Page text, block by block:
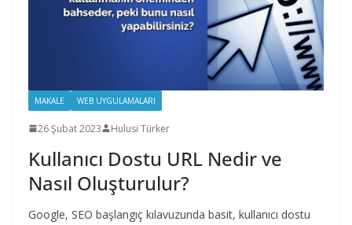
MAKALE WEB UYGULAMALARI
26 Şubat 2023 Hulusi Türker
Kullanıcı Dostu URL Nedir ve
Nasıl Oluşturulur?
Google, SEO başlangıç ​​kılavuzunda basit, kullanıcı dostu